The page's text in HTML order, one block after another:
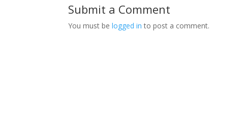
Submit a Comment
You must belogged in to post a comment.